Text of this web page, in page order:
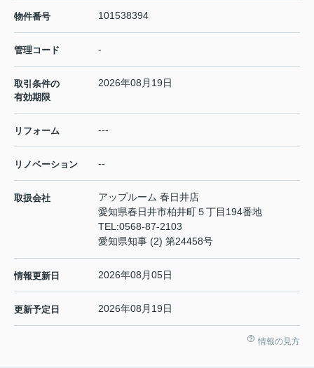
物件番号 101538394
管理コード -
取引条件の
有効期限
2026年08月19日
リフォーム ---
リノベーション --
取扱会社
アップルーム 春日井店
愛知県春日井市柏井町５丁目194番地
TEL:0568-87-2103
愛知県知事 (2) 第24458号
情報更新日 2026年08月05日
更新予定日 2026年08月19日
情報の見方